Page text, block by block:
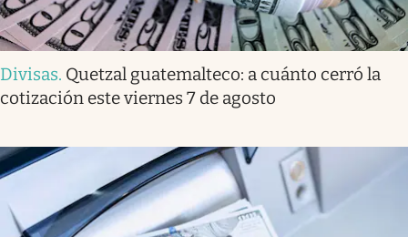
Divisas. Quetzal guatemalteco: a cuánto cerró la
cotización este viernes 7 de agosto